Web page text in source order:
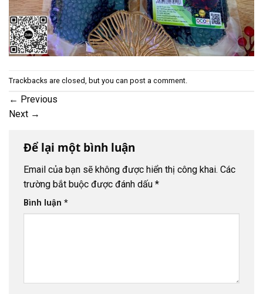
Trackbacks are closed, but you can post a comment
← Previous
Next →
Để lại một bình luận
Email của bạn sẽ không được hiển thị công khai. Các
trường bắt buộc được đánh dấu *
Bình luận *